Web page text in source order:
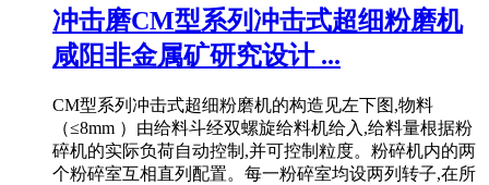
冲击磨CM型系列冲击式超细粉磨机
咸阳非金属矿研究设计 ...
CM型系列冲击式超细粉磨机的构造见左下图,物料
（≤8mm ）由给料斗经双螺旋给料机给入,给料量根据粉
碎机的实际负荷自动控制,并可控制粒度。粉碎机内的两
个粉碎室互相直列配置。每一粉碎室均设两列转子,在所